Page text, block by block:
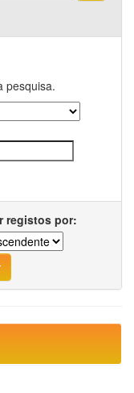
pesquisa.
registos por: